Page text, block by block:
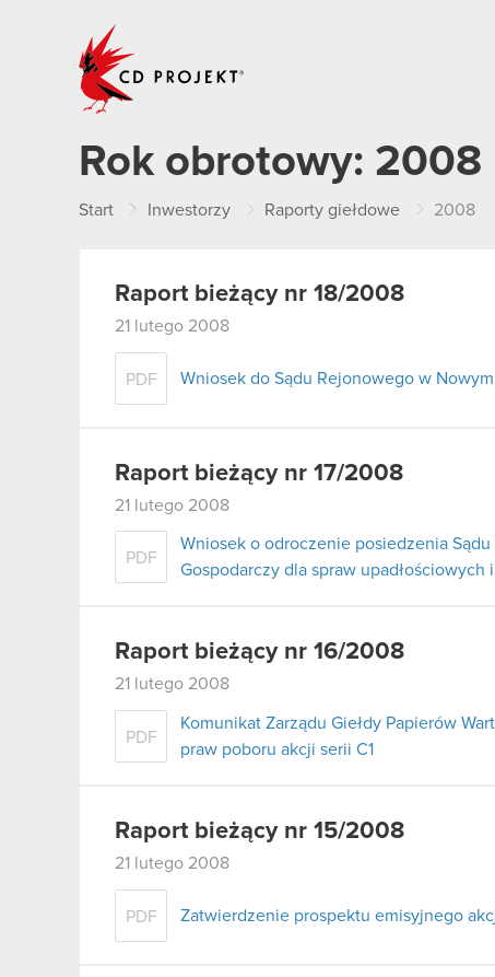
Rok obrotowy: 2008
Start Inwestorzy Raporty giełdowe 2008
Raport bieżący nr 18/2008
21 lutego 2008
PDF Wniosek do Sądu Rejonowego w
Raport bieżący nr 17/2008
21 lutego 2008
PDF
Wniosek o odroczenie posiedzenia
Gospodarczy dla spraw upadłościowych
Raport bieżący nr 16/2008
21 lutego 2008
PDF
Komunikat Zarządu Giełdy Papierów
praw poboru akcji serii C1
Raport bieżący nr 15/2008
21 lutego 2008
PDF Zatwierdzenie prospektu emisyjnego